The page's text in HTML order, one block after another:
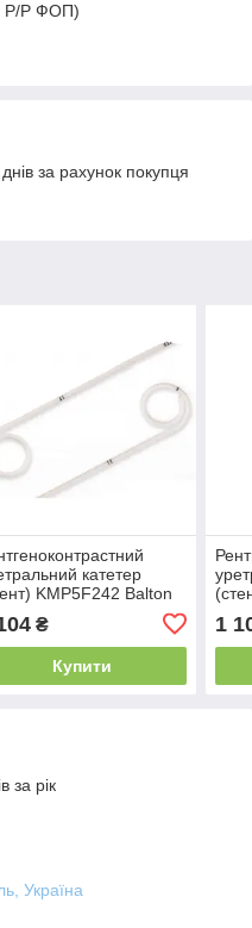
Р/Р ФОП)
за рахунок покупця
катетер
KMP5F242 Balton
₴
Купити
1
за рік
Україна